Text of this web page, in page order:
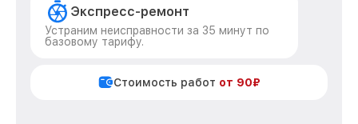
Экспресс-ремонт
Устраним неисправности за 35 минут по
базовому тарифу.
Стоимость работ от 90₽